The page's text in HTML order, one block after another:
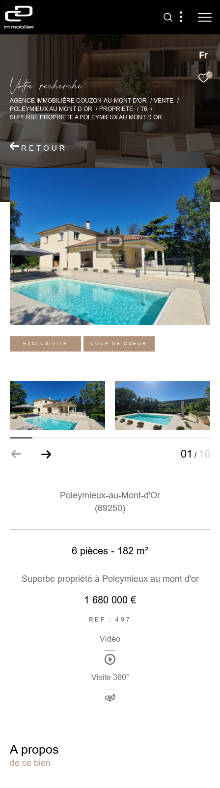
Fr
0
Votre recherche
AGENCE IMMOBILIÈRE COUZON-AU-MONT-D'OR
VENTE
POLEYMIEUX AU MONT D OR
PROPRIETE
T6
SUPERBE PROPRIETE A POLEYMIEUX AU MONT D OR
RETOUR
EXCLUSIVITÉ COUP DE COEUR
01 / 16
Poleymieux-au-Mont-d'Or
(69250)
6 pièces - 182 m²
Superbe propriété à Poleymieux au mont d'or
1 680 000 €
REF : 497
Vidéo
Visite 360°
a propos
de ce bien